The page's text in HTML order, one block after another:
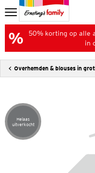
50% korting op alle
in
Overhemden & blouses in
Artikel helaas uitverkocht
Helaas
uitverkocht